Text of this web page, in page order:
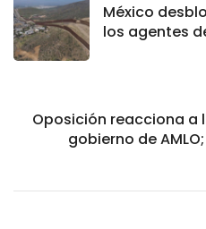
México
los agentes
Oposición reacciona a
gobierno de